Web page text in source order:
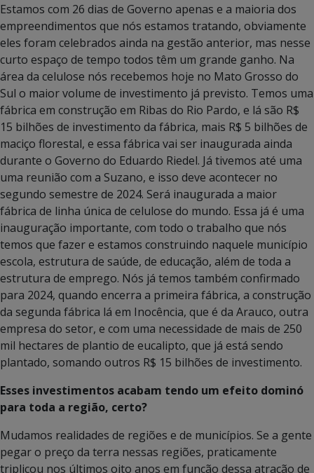
Estamos com 26 dias de Governo apenas e a maioria dos
empreendimentos que nós estamos tratando, obviamente
eles foram celebrados ainda na gestão anterior, mas nesse
curto espaço de tempo todos têm um grande ganho. Na
área da celulose nós recebemos hoje no Mato Grosso do
Sul o maior volume de investimento já previsto. Temos uma
fábrica em construção em Ribas do Rio Pardo, e lá são R$
15 bilhões de investimento da fábrica, mais R$ 5 bilhões de
maciço florestal, e essa fábrica vai ser inaugurada ainda
durante o Governo do Eduardo Riedel. Já tivemos até uma
uma reunião com a Suzano, e isso deve acontecer no
segundo semestre de 2024. Será inaugurada a maior
fábrica de linha única de celulose do mundo. Essa já é uma
inauguração importante, com todo o trabalho que nós
temos que fazer e estamos construindo naquele município
escola, estrutura de saúde, de educação, além de toda a
estrutura de emprego. Nós já temos também confirmado
para 2024, quando encerra a primeira fábrica, a construção
da segunda fábrica lá em Inocência, que é da Arauco, outra
empresa do setor, e com uma necessidade de mais de 250
mil hectares de plantio de eucalipto, que já está sendo
plantado, somando outros R$ 15 bilhões de investimento.
Esses investimentos acabam tendo um efeito dominó
para toda a região, certo?
Mudamos realidades de regiões e de municípios. Se a gente
pegar o preço da terra nessas regiões, praticamente
triplicou nos últimos oito anos em função dessa atração de